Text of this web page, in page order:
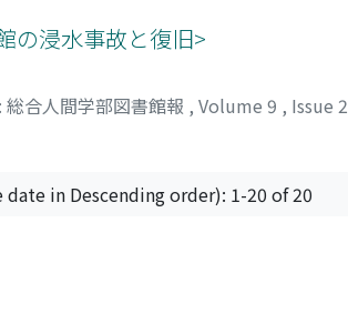
の浸水事故と復旧>
合人間学部図書館報 , Volume 9 , Issue 2
in Descending order): 1-20 of 20